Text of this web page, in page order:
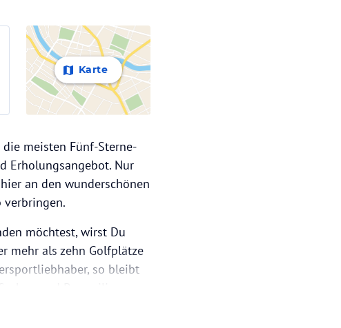
Karte
meisten Fünf-Sterne-
Erholungsangebot. Nur
an den wunderschönen
verbringen.
möchtest, wirst Du
mehr als zehn Golfplätze
so bleibt